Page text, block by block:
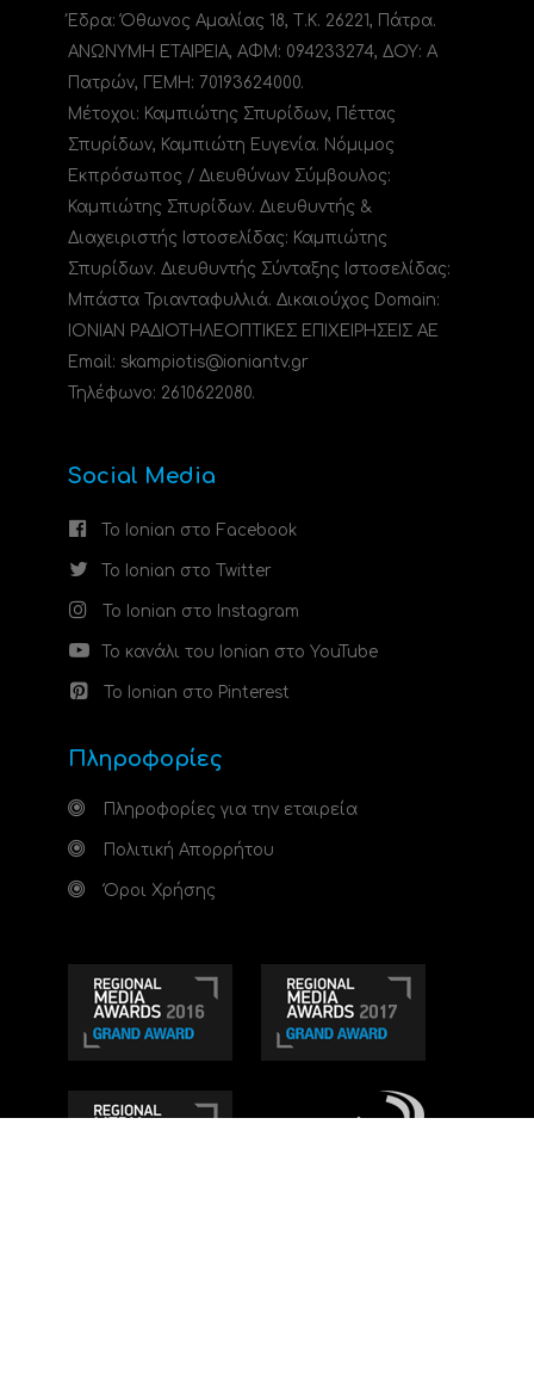
Έδρα: Όθωνος Αμαλίας 18, Τ.Κ. 26221, Πάτρα.
ΑΝΩΝΥΜΗ ΕΤΑΙΡΕΙΑ, ΑΦΜ: 094233274, ΔΟΥ: A
Πατρών, ΓΕΜΗ: 70193624000.
Μέτοχοι: Καμπιώτης Σπυρίδων, Πέττας
Σπυρίδων, Καμπιώτη Ευγενία. Νόμιμος
Εκπρόσωπος / Διευθύνων Σύμβουλος:
Καμπιώτης Σπυρίδων. Διευθυντής &
Διαχειριστής Ιστοσελίδας: Καμπιώτης
Σπυρίδων. Διευθυντής Σύνταξης Ιστοσελίδας:
Μπάστα Τριανταφυλλιά. Δικαιούχος Domain:
ΙΟΝΙΑΝ ΡΑΔΙΟΤΗΛΕΟΠΤΙΚΕΣ ΕΠΙΧΕΙΡΗΣΕΙΣ ΑΕ
Email: skampiotis@ioniantv.gr
Τηλέφωνο: 2610622080.
Social Media
Το Ionian στο Facebook
Το Ionian στο Twitter
Το Ionian στο Instagram
Το κανάλι του Ionian στο YouTube
Το Ionian στο Pinterest
Πληροφορίες
Πληροφορίες για την εταιρεία
Πολιτική Απορρήτου
Όροι Χρήσης